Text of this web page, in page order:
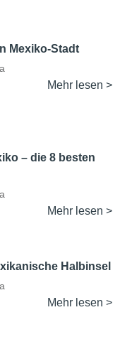
Mexiko-Stadt
Mehr lesen >
– die 8 besten
Mehr lesen >
Halbinsel
Mehr lesen >